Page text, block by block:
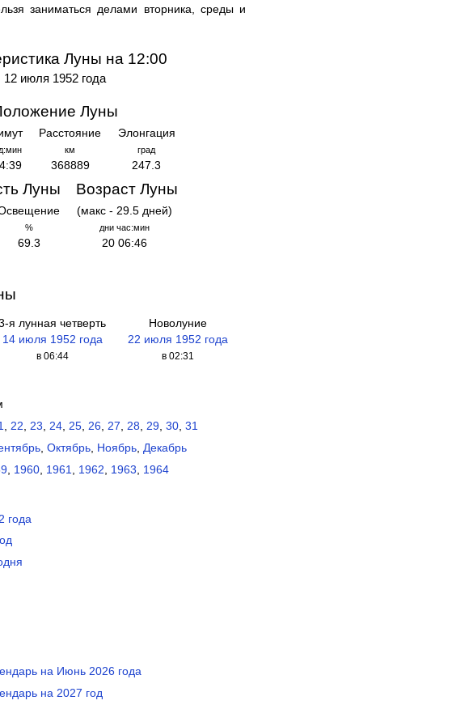
заниматься делами вторника, среды и
Луны на 12:00
12 июля 1952 года
Луны
Расстояние
км
368889
Элонгация
град
247.3
Луны
%
69.3
Возраст Луны
(макс - 29.5 дней)
дни час:мин
20 06:46
я лунная четверть
14 июля 1952 года
в 06:44
Новолуние
22 июля 1952 года
в 02:31
, 22, 23, 24, 25, 26, 27, 28, 29, 30, 31
Октябрь Ноябрь Декабрь
1960 1961 1962 1963 1964
года
на Июнь 2026 года
на 2027 год